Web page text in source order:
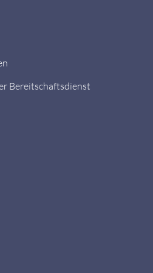
Bereitschaftsdienst